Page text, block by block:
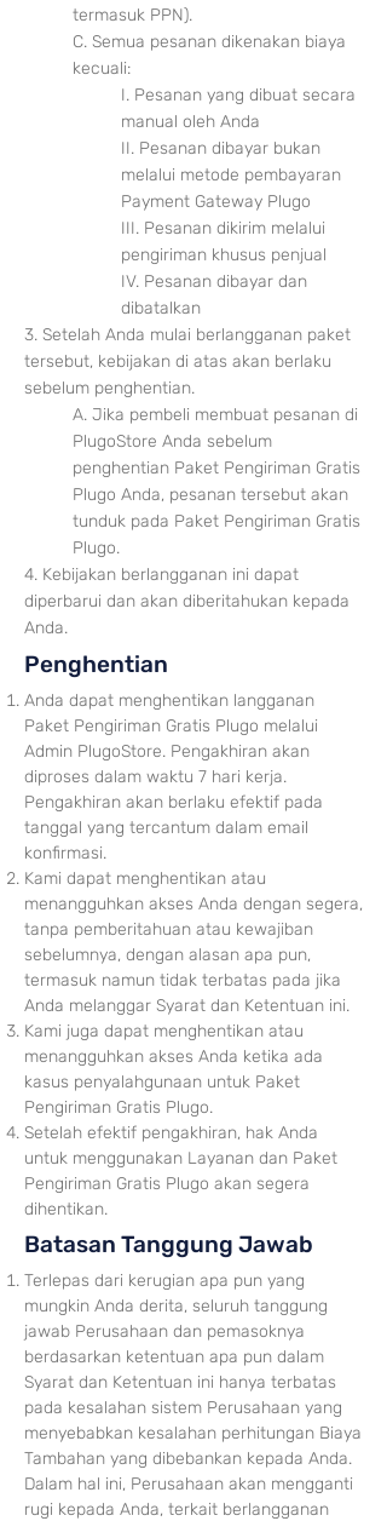
termasuk PPN).
C. Semua pesanan dikenakan biaya
kecuali:
I. Pesanan yang dibuat secara
manual oleh Anda
II. Pesanan dibayar bukan
melalui metode pembayaran
Payment Gateway Plugo
III. Pesanan dikirim melalui
pengiriman khusus penjual
IV. Pesanan dibayar dan
dibatalkan
3. Setelah Anda mulai berlangganan paket
tersebut, kebijakan di atas akan berlaku
sebelum penghentian.
A. Jika pembeli membuat pesanan di
PlugoStore Anda sebelum
penghentian Paket Pengiriman Gratis
Plugo Anda, pesanan tersebut akan
tunduk pada Paket Pengiriman Gratis
Plugo.
4. Kebijakan berlangganan ini dapat
diperbarui dan akan diberitahukan kepada
Anda.
Penghentian
Anda dapat menghentikan langganan
Paket Pengiriman Gratis Plugo melalui
Admin PlugoStore. Pengakhiran akan
diproses dalam waktu 7 hari kerja.
Pengakhiran akan berlaku efektif pada
tanggal yang tercantum dalam email
konfirmasi.
Kami dapat menghentikan atau
menangguhkan akses Anda dengan segera,
tanpa pemberitahuan atau kewajiban
sebelumnya, dengan alasan apa pun,
termasuk namun tidak terbatas pada jika
Anda melanggar Syarat dan Ketentuan ini.
Kami juga dapat menghentikan atau
menangguhkan akses Anda ketika ada
kasus penyalahgunaan untuk Paket
Pengiriman Gratis Plugo.
Setelah efektif pengakhiran, hak Anda
untuk menggunakan Layanan dan Paket
Pengiriman Gratis Plugo akan segera
dihentikan.
Batasan Tanggung Jawab
Terlepas dari kerugian apa pun yang
mungkin Anda derita, seluruh tanggung
jawab Perusahaan dan pemasoknya
berdasarkan ketentuan apa pun dalam
Syarat dan Ketentuan ini hanya terbatas
pada kesalahan sistem Perusahaan yang
menyebabkan kesalahan perhitungan Biaya
Tambahan yang dibebankan kepada Anda.
Dalam hal ini, Perusahaan akan mengganti
rugi kepada Anda, terkait berlangganan